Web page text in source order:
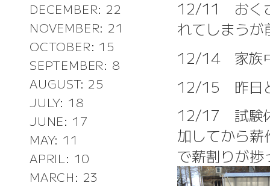
DECEMBER: 22
NOVEMBER: 21
OCTOBER: 15
SEPTEMBER: 8
AUGUST: 25
JULY: 18
JUNE: 17
MAY: 11
APRIL: 10
MARCH: 23
12/11 おく
れてしまう
12/14 家族
12/15 昨日
12/17 試験
加してから
で薪割りが